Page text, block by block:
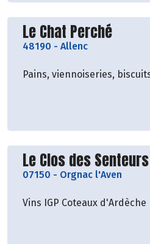
Découvrir le
Le Chat Perché
48190 - Allenc
Pains, viennoiseries,
Découvrir le
Le Clos des Senteurs
07150 - Orgnac l'Aven
Vins IGP Coteaux d'Ardèche